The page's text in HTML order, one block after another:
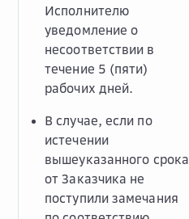
Исполнителю
уведомление о
несоответствии в
течение 5 (пяти)
рабочих дней.
В случае, если по
истечении
вышеуказанного срока
от Заказчика не
поступили замечания